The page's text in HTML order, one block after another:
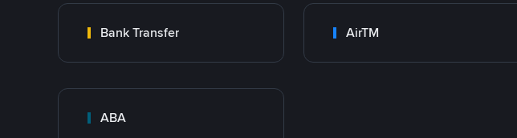
Bank Transfer AirTM
ABA